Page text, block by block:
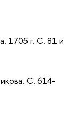
1705 г. С. 81 и
С. 614-